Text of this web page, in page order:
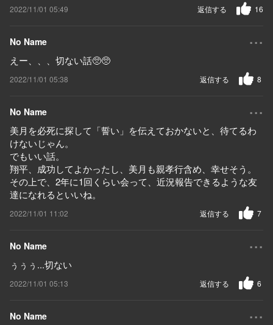
2022/11/01 05:49 16
返信する
No Name ...
えー、、、切ない話🥺🥺
2022/11/01 05:38 8
返信する
No Name ...
美月を必死に探して「誓い」を伝えておかないと、待てるわ
けないじゃん。
でもいい話。
翔平、成功してよかったし、美月も親孝行含め、幸せそう。
その上で、2年に1回くらい会って、近況報告できるような友
達になれるといいね。
2022/11/01 11:02 7
返信する
No Name ...
ぅぅぅ...切ない
2022/11/01 05:13 6
返信する
No Name ...